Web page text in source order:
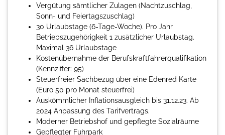
Vergütung sämtlicher Zulagen (Nachtzuschlag,
Sonn- und Feiertagszuschlag)
30 Urlaubstage (6-Tage-Woche). Pro Jahr
Betriebszugehörigkeit 1 zusätzlicher Urlaubstag.
Maximal 36 Urlaubstage
Kostenübernahme der Berufskraftfahrerqualifikation
(Kennziffer: 95)
Steuerfreier Sachbezug über eine Edenred Karte
(Euro 50 pro Monat steuerfrei)
Auskömmlicher Inflationsausgleich bis 31.12.23. Ab
2024 Anpassung des Tarifvertrags.
Moderner Betriebshof und gepflegte Sozialräume
Gepflegter Fuhrpark